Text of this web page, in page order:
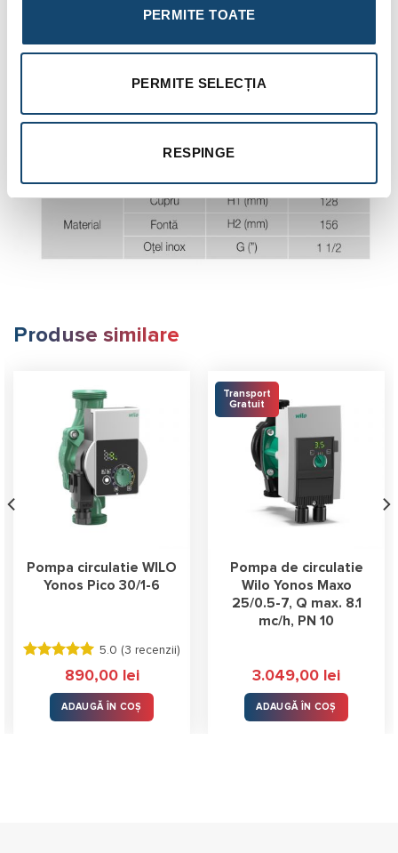
PERMITE TOATE
PERMITE SELECȚIA
RESPINGE
Produse similare
Pompa circulatie WILO
Yonos Pico 30/1-6
Evaluat la
stele
din 5
5.0 (3 recenzii)
890,00 lei
ADAUGĂ ÎN COȘ
Transport
Gratuit
Pompa de circulatie
Wilo Yonos Maxo
25/0.5-7, Q max. 8.1
mc/h, PN 10
3.049,00 lei
ADAUGĂ ÎN COȘ